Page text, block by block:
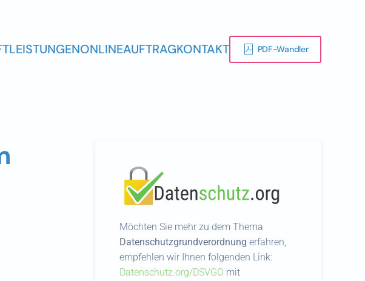
LEISTUNGENONLINEAUFTRAGKONTAKT PDF-Wandler
Möchten Sie mehr zu dem Thema
Datenschutzgrundverordnung erfahren,
empfehlen wir Ihnen folgenden Link:
Datenschutz.org/DSVGO mit